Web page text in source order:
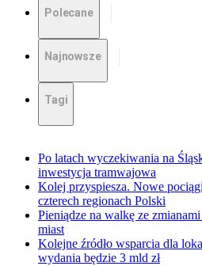
Polecane
Najnowsze
Tagi
Po latach wyczekiwania na
inwestycja tramwajowa
Kolej przyspiesza. Nowe
czterech regionach Polski
Pieniądze na walkę ze
miast
Kolejne źródło wsparcia dla
wydania będzie 3 mld zł